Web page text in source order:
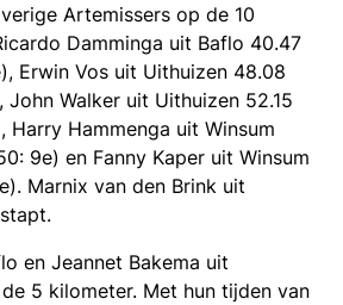
Artemissers op de 10
Damminga uit Baflo 40.47
Erwin Vos uit Uithuizen 48.08
John Walker uit Uithuizen 52.15
Harry Hammenga uit Winsum
9e) en Fanny Kaper uit Winsum
Marnix van den Brink uit
en Jeannet Bakema uit
5 kilometer. Met hun tijden van